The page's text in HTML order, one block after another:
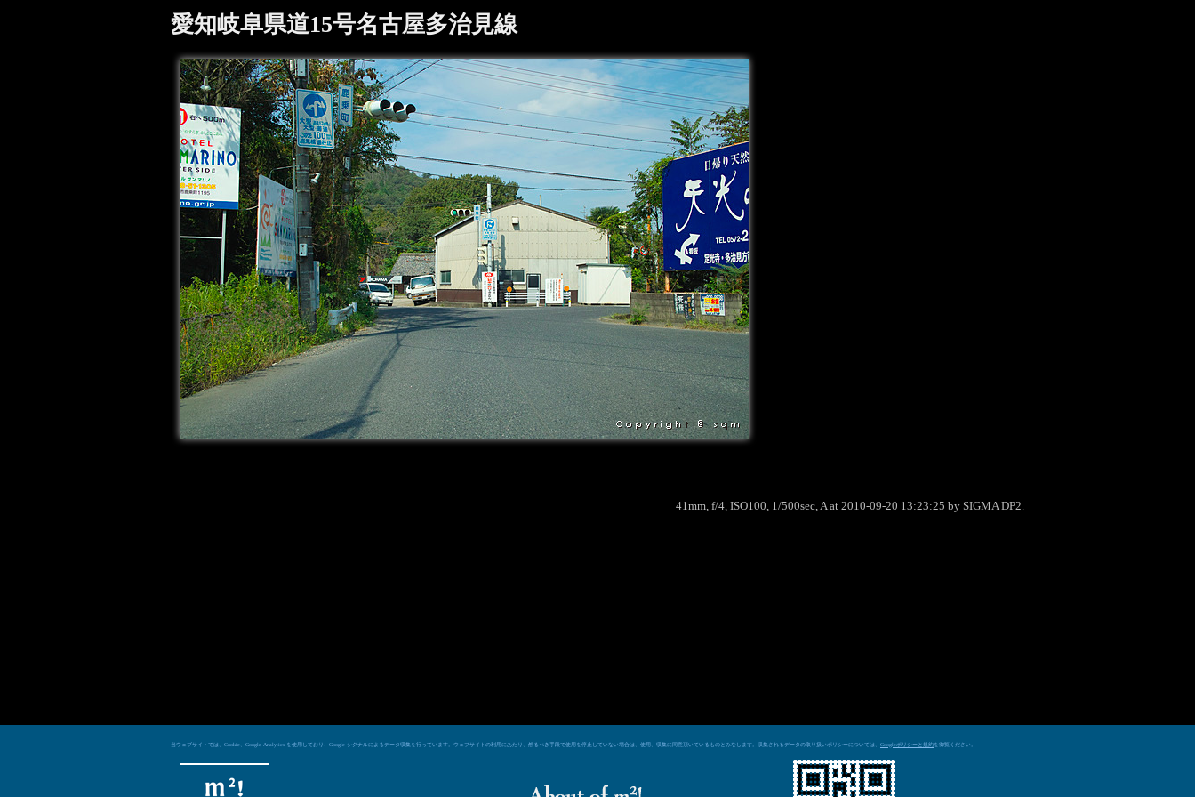
愛知岐阜県道15号名古屋多治見線
41mm, f/4, ISO100, 1/500sec, A at 2010-09-20 13:23:25 by SIGMA DP2.
当ウェブサイトでは、Cookie、Google Analytics を使用しており、Google シグナルによるデータ収集を行っています。ウェブサイトの利用にあたり、然るべき手段で使用を停止していない場合は、使用、収集に同意頂いているものとみなします。収集されるデータの取り扱いポリシーについては、 Googleポリシーと規約を御覧ください。